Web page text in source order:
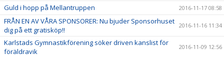
Guld i hopp på Mellantruppen 2016-11-17 08:58
FRÅN EN AV VÅRA SPONSORER: Nu bjuder Sponsorhuset
dig på ett gratisköp!!
2016-11-16 11:34
Karlstads Gymnastikförening söker driven kanslist för
föräldravik
2016-11-09 12:56